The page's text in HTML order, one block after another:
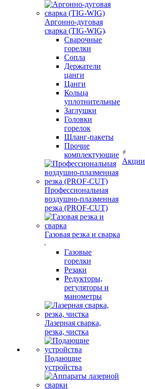
Аргонно-дуговая
сварка (TIG-WIG)
Сварочные
горелки
Сопла
Держатели
цанги
Цанги
Кольца
уплотнительные
Заглушки
Головки
горелок
Шланг-пакеты
Прочие
комплектующие
Профессиональная
воздушно-плазменная
резка (PROF-CUT)
Газовая резка и сварка
Газовые
горелки
Резаки
Редукторы,
регуляторы и
манометры
Лазерная сварка,
резка, чистка
Подающие
устройства
Акции